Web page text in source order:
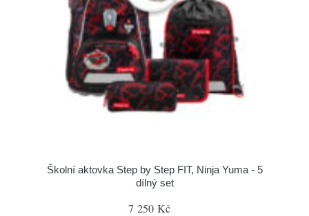
Školní aktovka Step by Step FIT, Ninja Yuma - 5
dílný set
7 250 Kč